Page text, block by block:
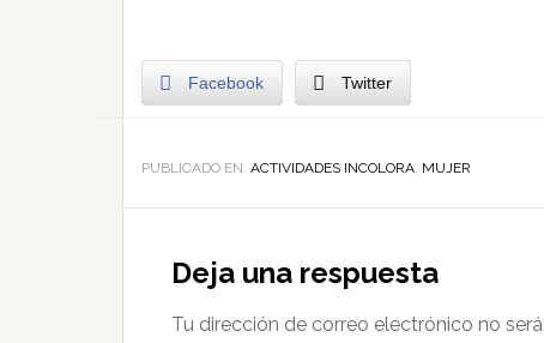
Facebook Twitter
PUBLICADO EN: ACTIVIDADES INCOLORA, MUJER
Deja una respuesta
Tu dirección de correo electrónico no